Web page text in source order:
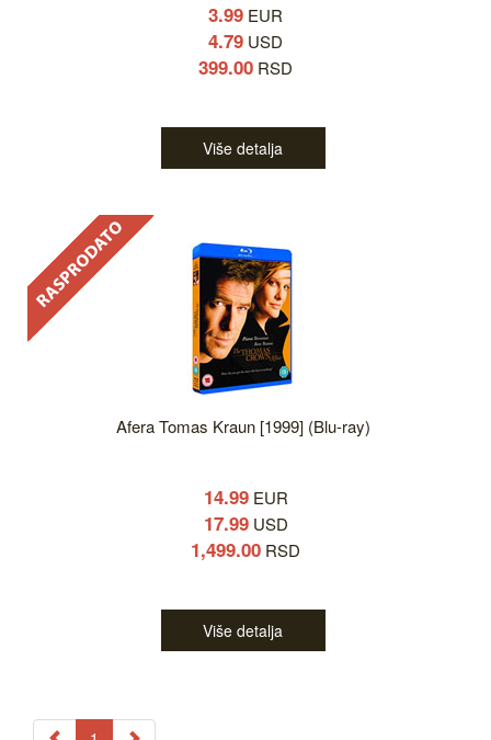
3.99 EUR
4.79 USD
399.00 RSD
Više detalja
Afera Tomas Kraun [1999] (Blu-ray)
14.99EUR
17.99USD
1,499.00 RSD
Više detalja